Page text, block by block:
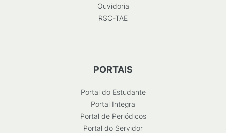
Ouvidoria
RSC-TAE
PORTAIS
Portal do Estudante
Portal Integra
Portal de Periódicos
Portal do Servidor